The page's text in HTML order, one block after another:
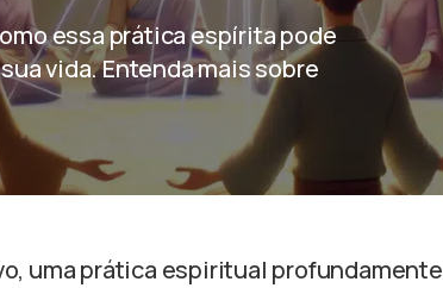
essa prática espírita pode
vida. Entenda mais sobre
uma prática espiritual profundamente